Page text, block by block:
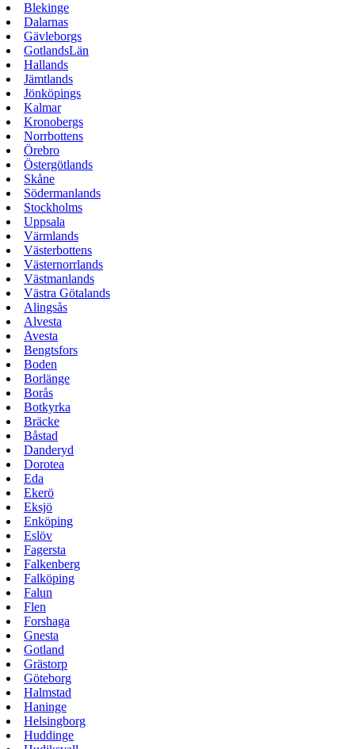
Blekinge
Dalarnas
Gävleborgs
GotlandsLän
Hallands
Jämtlands
Jönköpings
Kalmar
Kronobergs
Norrbottens
Örebro
Östergötlands
Skåne
Södermanlands
Stockholms
Uppsala
Värmlands
Västerbottens
Västernorrlands
Västmanlands
Västra Götalands
Alingsås
Alvesta
Avesta
Bengtsfors
Boden
Borlänge
Borås
Botkyrka
Bräcke
Båstad
Danderyd
Dorotea
Eda
Ekerö
Eksjö
Enköping
Eslöv
Fagersta
Falkenberg
Falköping
Falun
Flen
Forshaga
Gnesta
Gotland
Grästorp
Göteborg
Halmstad
Haninge
Helsingborg
Huddinge